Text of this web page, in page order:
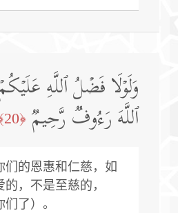
وَلَوۡلَا فَضۡلُ ٱللَّهِ
ٱللَّهَ رَءُوفࣱ رَّحِیمࣱ ﴿20﴾
们的恩惠和仁慈，如
，不是至慈的，
了）。